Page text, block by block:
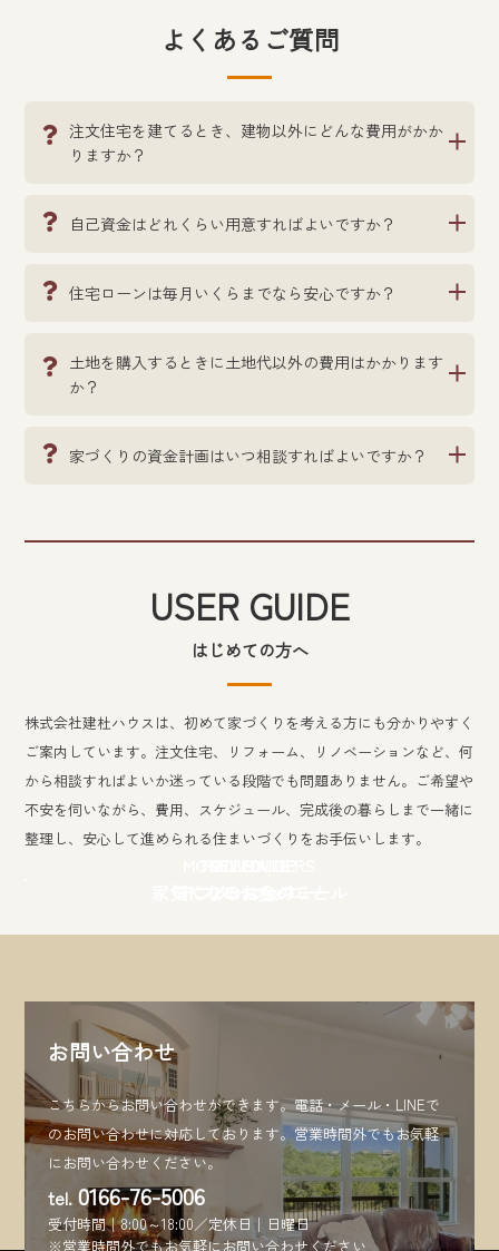
よくあるご質問
注文住宅を建てるとき、建物以外にどんな費用がかか
りますか？
自己資金はどれくらい用意すればよいですか？
住宅ローンは毎月いくらまでなら安心ですか？
土地を購入するときに土地代以外の費用はかかります
か？
家づくりの資金計画はいつ相談すればよいですか？
USER GUIDE
はじめての方へ
株式会社建杜ハウスは、初めて家づくりを考える方にも分かりやすく
ご案内しています。注文住宅、リフォーム、リノベーションなど、何
から相談すればよいか迷っている段階でも問題ありません。ご希望や
不安を伺いながら、費用、スケジュール、完成後の暮らしまで一緒に
整理し、安心して進められる住まいづくりをお手伝いします。
お問い合わせ
こちらからお問い合わせができます。電話・メール・LINEで
のお問い合わせに対応しております。営業時間外でもお気軽
にお問い合わせください。
tel. 0166-76-5006
受付時間│8:00～18:00／定休日│日曜日
※営業時間外でもお気軽にお問い合わせください